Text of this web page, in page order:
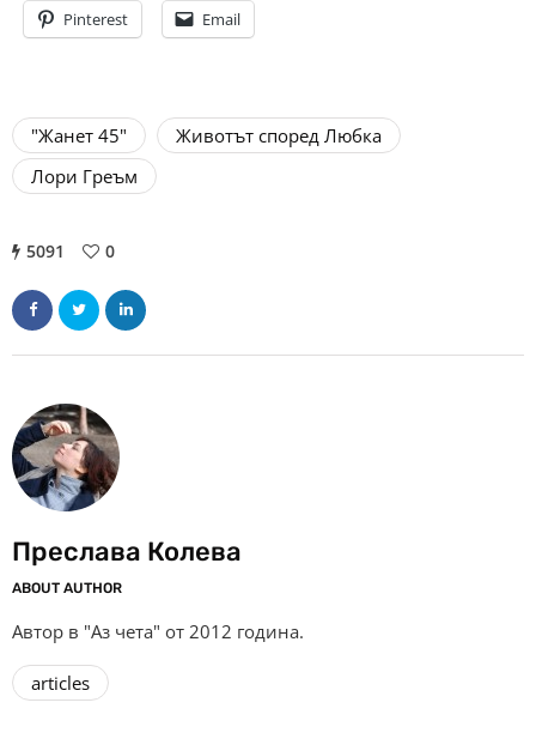
Pinterest Email
"Жанет 45"
Животът според Любка
Лори Греъм
5091 0
Преслава Колева
ABOUT AUTHOR
Автор в "Аз чета" от 2012 година.
articles